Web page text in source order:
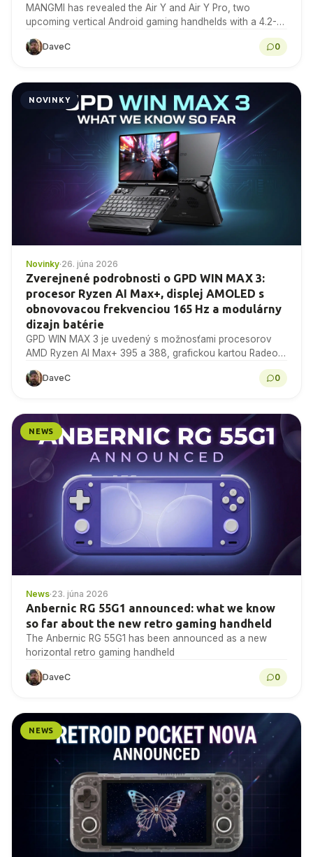
MANGMI has revealed the Air Y and Air Y Pro, two
upcoming vertical Android gaming handhelds with a 4.2-
DaveC 0
NOVINKY
Novinky·26. júna 2026
Zverejnené podrobnosti o GPD WIN MAX 3:
procesor Ryzen AI Max+, displej AMOLED s
obnovovacou frekvenciou 165 Hz a modulárny
dizajn batérie
GPD WIN MAX 3 je uvedený s možnosťami procesorov
AMD Ryzen AI Max+ 395 a 388, grafickou kartou Radeon
DaveC 0
NEWS
News·23. júna 2026
Anbernic RG 55G1 announced: what we know
so far about the new retro gaming handheld
The Anbernic RG 55G1 has been announced as a new
horizontal retro gaming handheld
DaveC 0
NEWS